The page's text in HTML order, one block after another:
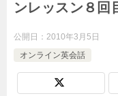
ンレッスン８回
公開日： 2010年3月5日
オンライン英会話